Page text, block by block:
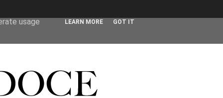
usage
LEARN MORE GOT IT